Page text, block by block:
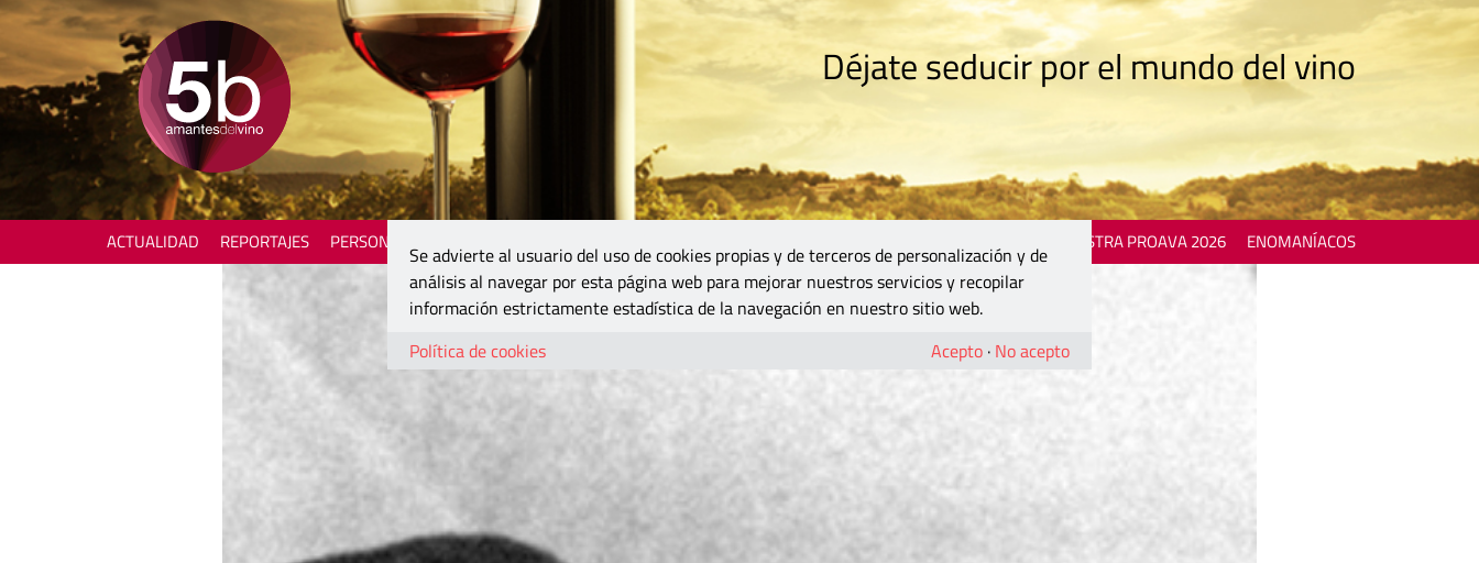
Déjate seducir por el mundo del vino
ACTUALIDAD REPORTAJES PERSONAJES MOSTRA PROAVA 2026 ENOMANÍACOS
Se advierte al usuario del uso de cookies propias y de terceros de personalización y de
análisis al navegar por esta página web para mejorar nuestros servicios y recopilar
información estrictamente estadística de la navegación en nuestro sitio web.
Política de cookies
Acepto · No acepto